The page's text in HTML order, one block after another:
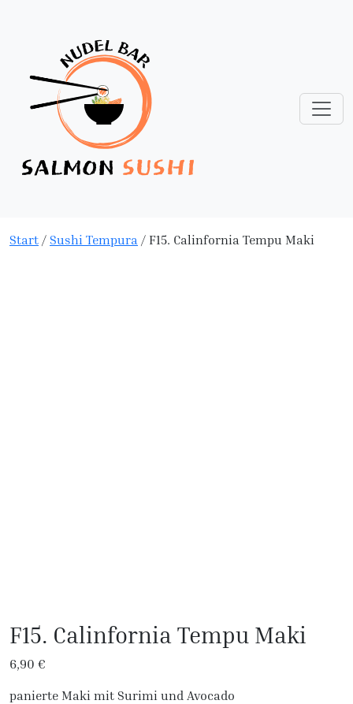
Start / Sushi Tempura / F15. Calinfornia Tempu Maki
F15. Calinfornia Tempu Maki
6,90 €
panierte Maki mit Surimi und Avocado